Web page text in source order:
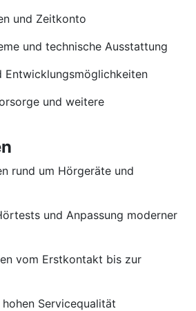
und Zeitkonto
und technische Ausstattung
Entwicklungsmöglichkeiten
und weitere
rund um Hörgeräte und
und Anpassung moderner
vom Erstkontakt bis zur
Servicequalität